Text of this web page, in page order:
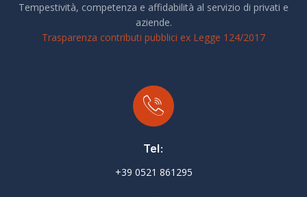
Tempestività, competenza e affidabilità al servizio di privati e
aziende.
Trasparenza contributi pubblici ex Legge 124/2017
Tel:
+39 0521 861295